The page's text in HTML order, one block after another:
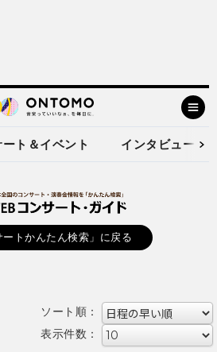
ート＆イベント インタビュー
トかんたん検索」に戻る
ソート順：
表示件数：